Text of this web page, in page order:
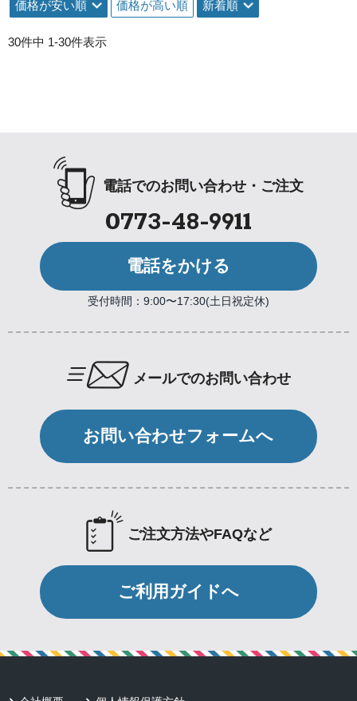
価格が安い順 価格が高い順 新着順
30件中 1-30件表示
電話でのお問い合わせ・ご注文
0773-48-9911
電話をかける
受付時間：9:00〜17:30(土日祝定休)
メールでのお問い合わせ
お問い合わせフォームへ
ご注文方法やFAQなど
ご利用ガイドへ